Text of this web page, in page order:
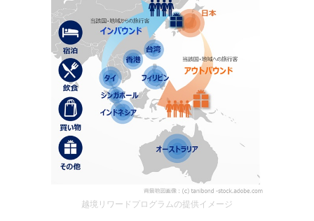
越境リワードプログラムの提供イメージ